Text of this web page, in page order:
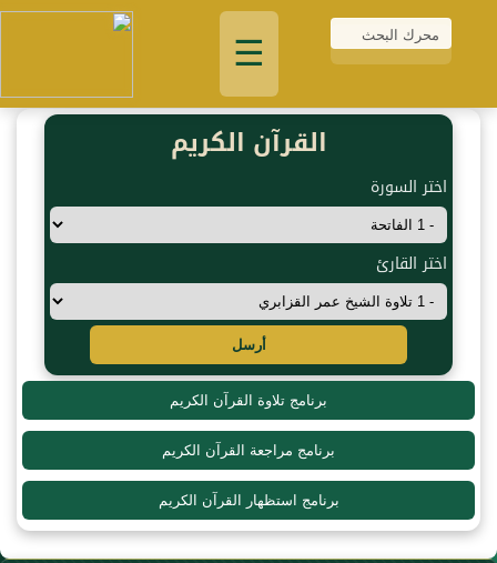
☰
القرآن الكريم
اختر السورة
اختر القارئ
أرسل
برنامج تلاوة القرآن الكريم
برنامج مراجعة القرآن الكريم
برنامج استظهار القرآن الكريم